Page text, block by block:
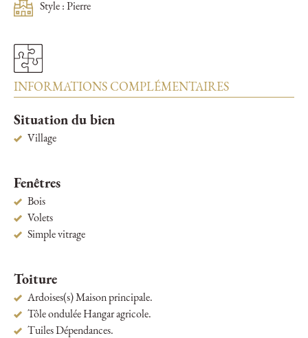
Style : Pierre
INFORMATIONS COMPLÉMENTAIRES
Situation du bien
Village
Fenêtres
Bois
Volets
Simple vitrage
Toiture
Ardoises(s) Maison principale.
Tôle ondulée Hangar agricole.
Tuiles Dépendances.